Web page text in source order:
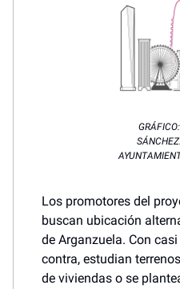
Los promotores del
buscan ubicación
de Arganzuela. Con
contra, estudian
de viviendas o se